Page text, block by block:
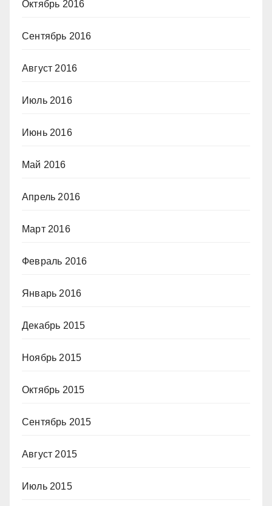
Октябрь 2016
Сентябрь 2016
Август 2016
Июль 2016
Июнь 2016
Май 2016
Апрель 2016
Март 2016
Февраль 2016
Январь 2016
Декабрь 2015
Ноябрь 2015
Октябрь 2015
Сентябрь 2015
Август 2015
Июль 2015